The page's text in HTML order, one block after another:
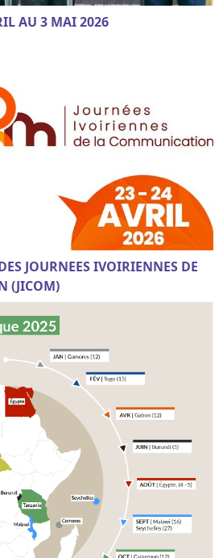
AU 3 MAI 2026
JOURNEES IVOIRIENNES DE
(JICOM)